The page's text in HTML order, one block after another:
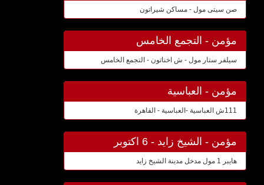
صن سيتى مول - مساكن شيراتون
مؤمن - التجمع الخامس
سيلفر ستار مول - ش اخناتون - التجمع الخامس
مؤمن - العباسية
111ش العباسية -العباسية - القاهرة
مؤمن - الشيخ زايد - 6 اكتوبر
هايبر 1 مول مدخل مدينة الشيخ زايد